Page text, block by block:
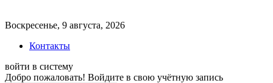
Воскресенье, 9 августа, 2026
Контакты
войти в систему
Добро пожаловать! Войдите в свою учётную запись